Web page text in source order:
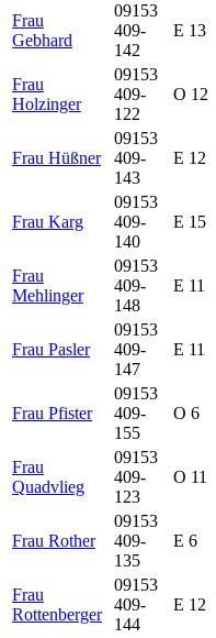
Frau
Gebhard
09153
409-
142
E 13
Frau
Holzinger
09153
409-
122
O 12
Frau Hüßner
09153
409-
143
E 12
Frau Karg
09153
409-
140
E 15
Frau
Mehlinger
09153
409-
148
E 11
Frau Pasler
09153
409-
147
E 11
Frau Pfister
09153
409-
155
O 6
Frau
Quadvlieg
09153
409-
123
O 11
Frau Rother
09153
409-
135
E 6
Frau
Rottenberger
09153
409-
144
E 12